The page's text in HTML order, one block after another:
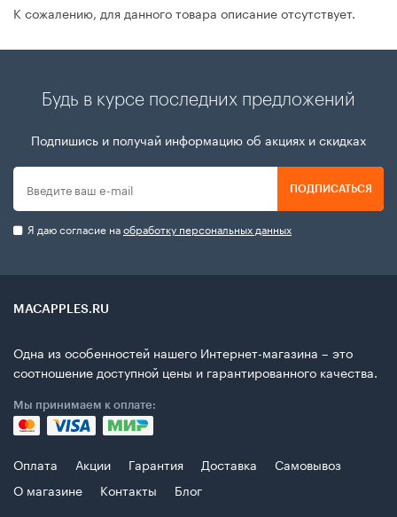
К сожалению, для данного товара описание отсутствует.
Будь в курсе последних предложений
Подпишись и получай информацию об акциях и скидках
ПОДПИСАТЬСЯ
Я даю согласие наобработку персональных данных
MACAPPLES.RU
Одна из особенностей нашего Интернет-магазина – это
соотношение доступной цены и гарантированного качества.
Мы принимаем к оплате:
Оплата Акции Гарантия Доставка
Самовывоз
О магазине
Контакты
Блог